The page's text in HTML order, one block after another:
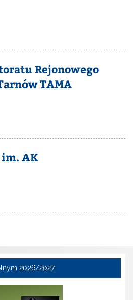
Rejonowego
TAMA
im. AK
2026/2027